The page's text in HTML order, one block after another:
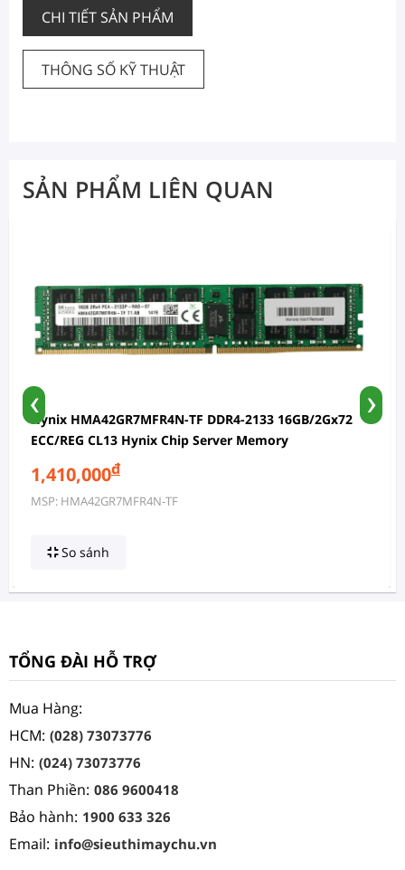
CHI TIẾT SẢN PHẨM
THÔNG SỐ KỸ THUẬT
SẢN PHẨM LIÊN QUAN
Hynix HMA42GR7MFR4N-TF DDR4-2133 16GB/2Gx72
ECC/REG CL13 Hynix Chip Server Memory
1,410,000đ
MSP: HMA42GR7MFR4N-TF
So sánh
‹ ›
TỔNG ĐÀI HỖ TRỢ
Mua Hàng:
HCM: (028) 73073776
HN: (024) 73073776
Than Phiền: 086 9600418
Bảo hành: 1900 633 326
Email: info@sieuthimaychu.vn